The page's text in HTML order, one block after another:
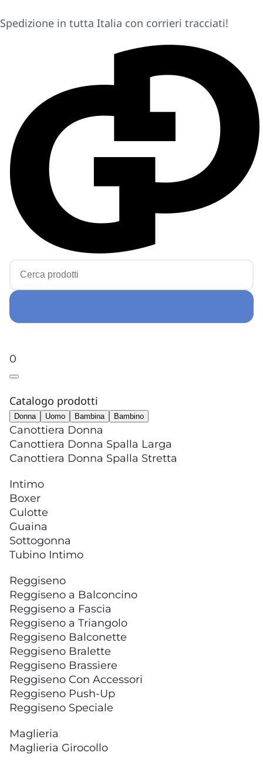
Spedizione in tutta Italia con corrieri tracciati!
0
Catalogo prodotti
Donna Uomo Bambina Bambino
Canottiera Donna
Canottiera Donna Spalla Larga
Canottiera Donna Spalla Stretta
Intimo
Boxer
Culotte
Guaina
Sottogonna
Tubino Intimo
Reggiseno
Reggiseno a Balconcino
Reggiseno a Fascia
Reggiseno a Triangolo
Reggiseno Balconette
Reggiseno Bralette
Reggiseno Brassiere
Reggiseno Con Accessori
Reggiseno Push-Up
Reggiseno Speciale
Maglieria
Maglieria Girocollo